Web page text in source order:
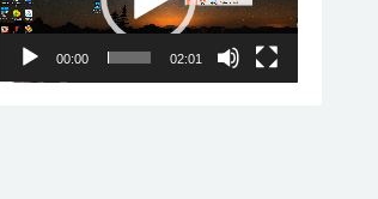
放
00:00 02:01